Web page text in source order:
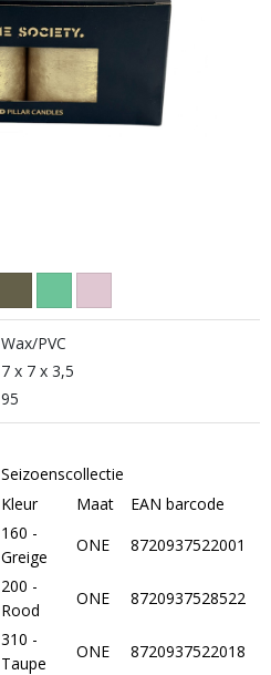
Wax/PVC
7 x 7 x 3,5
95
Seizoenscollectie
Kleur Maat
EAN barcode
160 -
Greige
ONE
8720937522001
200 -
Rood
ONE
8720937528522
310 -
Taupe
ONE
8720937522018